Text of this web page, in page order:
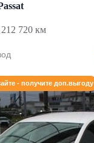
212 720 км
- получите доп.выгоду